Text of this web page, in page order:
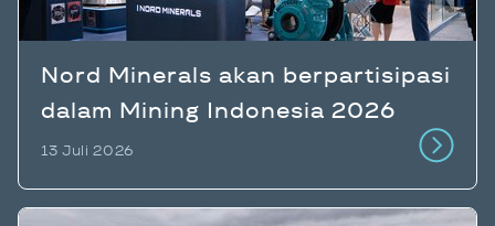
Nord Minerals akan berpartisipasi
dalam Mining Indonesia 2026
13 Juli 2026